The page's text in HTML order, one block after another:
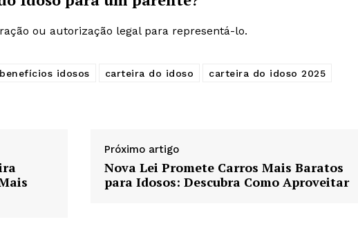
ou autorização legal para representá-lo.
benefícios idosos carteira do idoso
carteira do idoso 2025
Próximo artigo
Nova Lei Promete Carros Mais Baratos
para Idosos: Descubra Como Aproveitar